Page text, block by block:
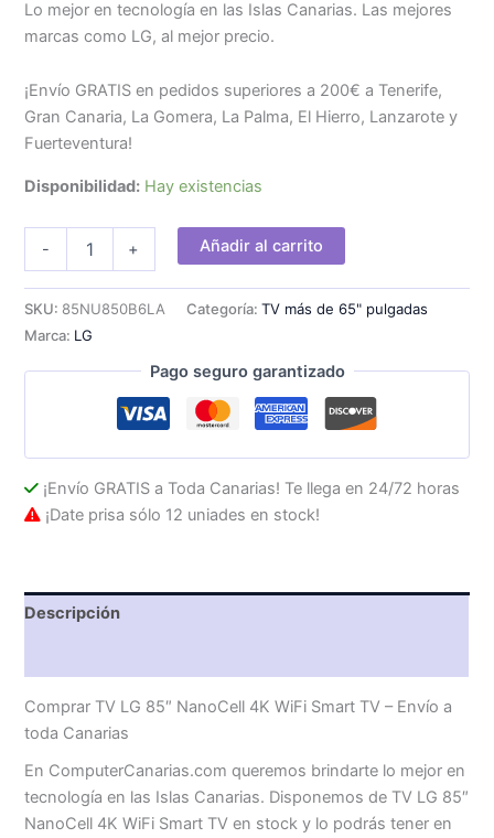
Lo mejor en tecnología en las Islas Canarias. Las mejores
marcas como LG, al mejor precio.
¡Envío GRATIS en pedidos superiores a 200€ a Tenerife,
Gran Canaria, La Gomera, La Palma, El Hierro, Lanzarote y
Fuerteventura!
Disponibilidad: Hay existencias
-
NanoCell
WiFi
Smart
+ Añadir al carrito
SKU: 85NU850B6LA Categoría:TV más de 65" pulgadas
Marca: LG
Pago seguro garantizado
¡Envío GRATIS a Toda Canarias! Te llega en 24/72 horas
¡Date prisa sólo 12 uniades en stock!
Descripción
Comprar TV LG 85″ NanoCell 4K WiFi Smart TV – Envío a
toda Canarias
En ComputerCanarias.com queremos brindarte lo mejor en
tecnología en las Islas Canarias. Disponemos de TV LG 85″
NanoCell 4K WiFi Smart TV en stock y lo podrás tener en